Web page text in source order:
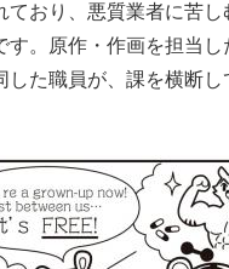
おり、悪質業者に苦し
す。原作・作画を担当
た職員が、課を横断し